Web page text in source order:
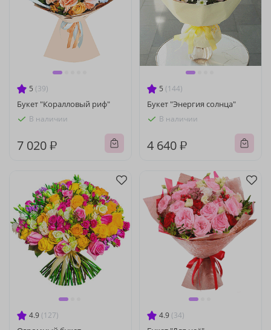
5 (39)
Букет "Коралловый риф"
В наличии
7 020 ₽
5 (144)
Букет "Энергия солнца"
В наличии
4 640 ₽
4.9 (127) 4.9 (34)